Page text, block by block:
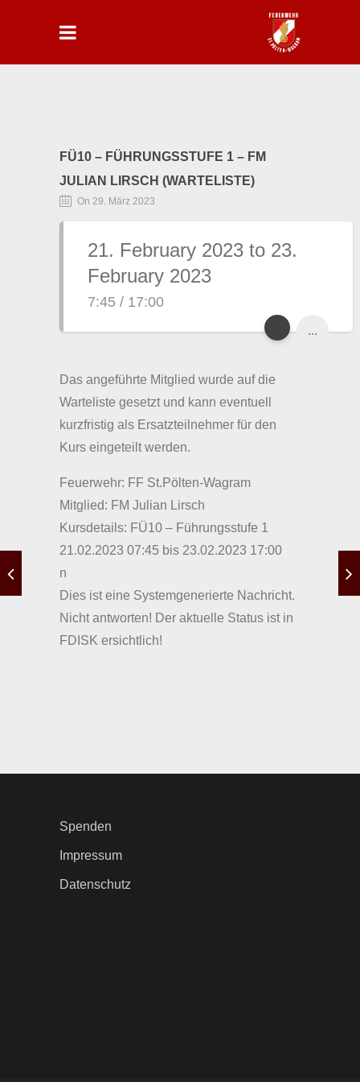
FÜ10 – FÜHRUNGSSTUFE 1 – FM
JULIAN LIRSCH (WARTELISTE)
On 29. März 2023
21. February 2023 to 23.
February 2023
7:45 / 17:00
...
Das angeführte Mitglied wurde auf die
Warteliste gesetzt und kann eventuell
kurzfristig als Ersatzteilnehmer für den
Kurs eingeteilt werden.
Feuerwehr: FF St.Pölten-Wagram
Mitglied: FM Julian Lirsch
Kursdetails: FÜ10 – Führungsstufe 1
21.02.2023 07:45 bis 23.02.2023 17:00
n
Dies ist eine Systemgenerierte Nachricht.
Nicht antworten! Der aktuelle Status ist in
FDISK ersichtlich!
Spenden
Impressum
Datenschutz
.